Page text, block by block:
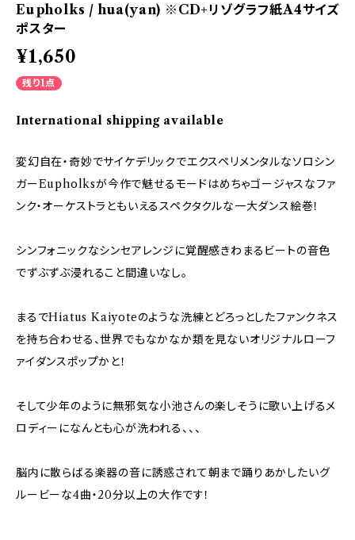
Eupholks / hua(yan) ※CD+リゾグラフ紙A4サイズ
ポスター
¥1,650
残り1点
International shipping available
変幻自在・奇妙でサイケデリックでエクスペリメンタルなソロシン
ガーEupholksが今作で魅せるモードはめちゃゴージャスなファ
ンク・オーケストラともいえるスペクタクルな一大ダンス絵巻！
シンフォニックなシンセアレンジに覚醒感きわまるビートの音色
でずぶずぶ浸れること間違いなし。
まるでHiatus Kaiyoteのような洗練とどろっとしたファンクネス
を持ち合わせる、世界でもなかなか類を見ないオリジナルローフ
ァイダンスポップかと！
そして少年のように無邪気な小池さんの楽しそうに歌い上げるメ
ロディーになんとも心が洗われる、、、
脳内に散らばる楽器の音に誘惑されて朝まで踊りあかしたいグ
ルービーな4曲・20分以上の大作です！